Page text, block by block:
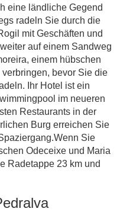
eine ländliche Gegend
radeln Sie durch die
mit Geschäften und
auf einem Sandweg
einem hübschen
bevor Sie die
Ihr Hotel ist ein
im neueren
Restaurants in der
Burg erreichen Sie
Sie
Odeceixe und Maria
Radetappe 23 km und